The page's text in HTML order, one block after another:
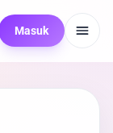
Masuk